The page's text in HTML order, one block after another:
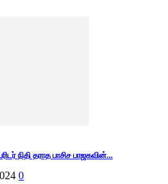
நிதி தராத பாசிச பாஜகவின்...
0